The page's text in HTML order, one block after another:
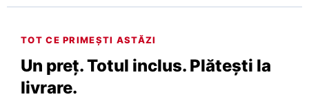
TOT CE PRIMEȘTI ASTĂZI
Un preț. Totul inclus. Plătești la
livrare.